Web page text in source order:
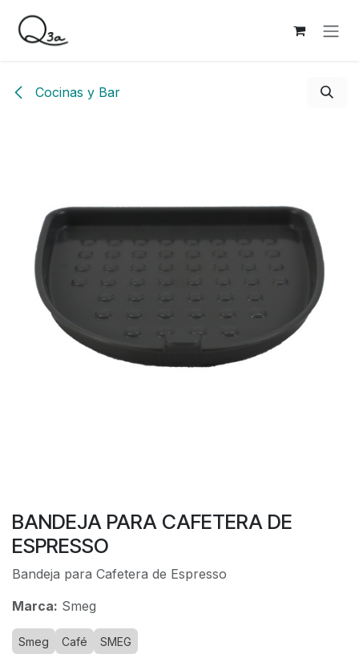
Cocinas y Bar
BANDEJA PARA CAFETERA DE
ESPRESSO
Bandeja para Cafetera de Espresso
Marca: Smeg
Smeg Café SMEG